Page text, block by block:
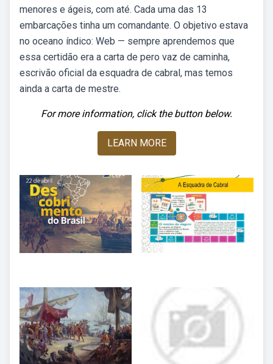
menores e ágeis, com até. Cada uma das 13
embarcações tinha um comandante. O objetivo estava
no oceano índico: Web — sempre aprendemos que
essa certidão era a carta de pero vaz de caminha,
escrivão oficial da esquadra de cabral, mas temos
ainda a carta de mestre.
For more information, click the button below.
LEARN MORE